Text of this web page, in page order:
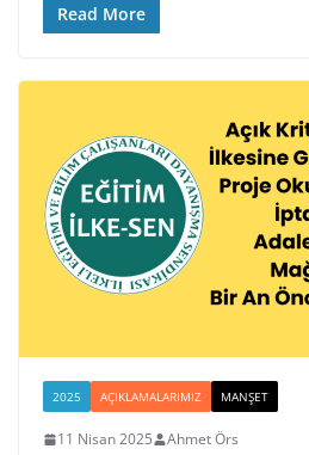
Read More
2025 AÇIKLAMALARIMIZ MANŞET
11 Nisan 2025 Ahmet Örs